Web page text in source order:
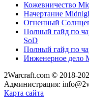
Кожевничество
Начертание
Огненный
Полный гайд по
SoD
Полный гайд по
Инженерное дело
2Warcraft.com © 2018-
Администрация:
Карта сайта